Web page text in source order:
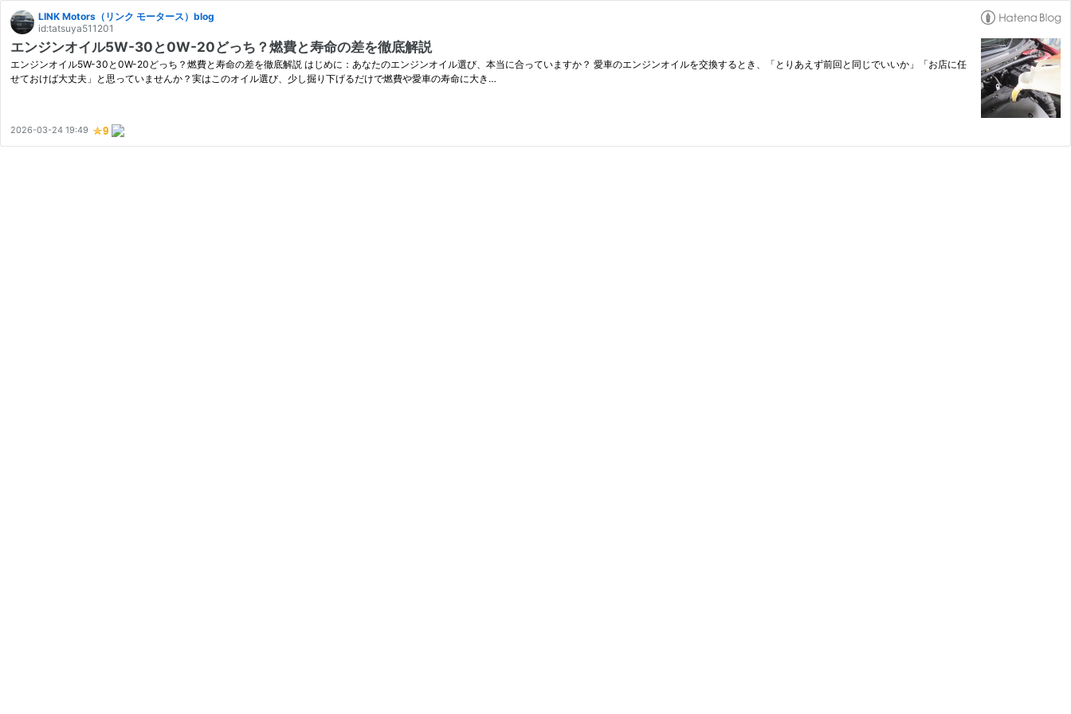
LINK Motors（リンク モータース）blog
id:tatsuya511201
エンジンオイル5W-30と0W-20どっち？燃費と寿命の差を徹底解説
エンジンオイル5W-30と0W-20どっち？燃費と寿命の差を徹底解説 はじめに：あなたのエンジンオイル選び、本当に合っていますか？ 愛車のエンジンオイルを交換するとき、「とりあえず前回と同じでいいか」「お店に任
せておけば大丈夫」と思っていませんか？実はこのオイル選び、少し掘り下げるだけで燃費や愛車の寿命に大き…
2026-03-24 19:49